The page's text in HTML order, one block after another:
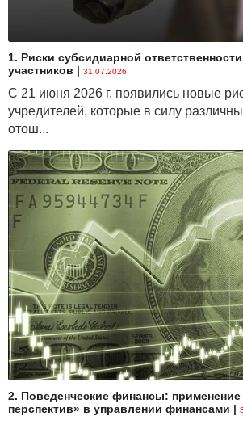
1. Риски субсидиарной
участников | 31.07.2026
С 21 июня 2026 г. появились новые
учредителей, которые в силу
отош...
2. Поведенческие финансы: применение
перспектив» в управлении финансами |